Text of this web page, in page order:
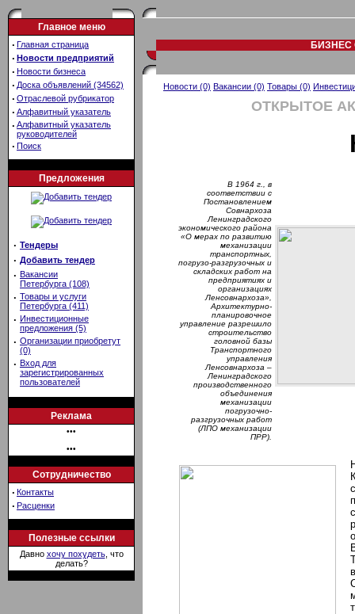
Главное меню
· Главная страница
· Новости предприятий
· Новости бизнеса
· Доска объявлений (34562)
· Отраслевой рубрикатор
· Алфавитный указатель
· Алфавитный указатель
руководителей
· Поиск
Предложения
· Тендеры
· Добавить тендер
· Вакансии
Петербурга (108)
· Товары и услуги
Петербурга (411)
· Инвестиционные
предложения (5)
· Организации приобретут
(0)
· Вход для
зарегистрированных
пользователей
Реклама
•••
•••
Сотрудничество
· Контакты
· Расценки
Полезные ссылки
Давно хочу похудеть, что
делать?
БИЗНЕС
Новости (0) Вакансии (0) Товары (0)
ОТКРЫТОЕ
В 1964 г., в
соответствии с
Постановлением
Совнархоза
Ленинградского
экономического района
«О мерах по развитию
механизации
транспортных,
погрузо-разгрузочных и
складских работ на
предприятиях и
организациях
Ленсовнархоза»,
Архитектурно-
планировочное
управление разрешило
строительство
головной базы
Транспортного
управления
Ленсовнархоза –
Ленинградского
производственного
объединения
механизации
погрузочно-
разгрузочных работ
(ЛПО механизации
ПРР).